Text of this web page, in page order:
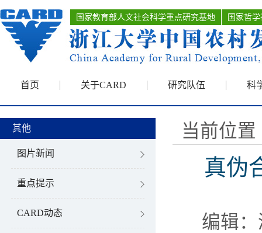
国家教育部人文社会科学重点研究基地 国家哲
首页 关于CARD 研究队伍 科
其他
图片新闻
重点提示
CARD动态
当前位置
真伪
编辑